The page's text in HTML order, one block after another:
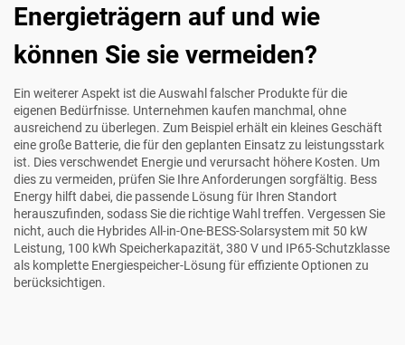
Energieträgern auf und wie
können Sie sie vermeiden?
Ein weiterer Aspekt ist die Auswahl falscher Produkte für die
eigenen Bedürfnisse. Unternehmen kaufen manchmal, ohne
ausreichend zu überlegen. Zum Beispiel erhält ein kleines Geschäft
eine große Batterie, die für den geplanten Einsatz zu leistungsstark
ist. Dies verschwendet Energie und verursacht höhere Kosten. Um
dies zu vermeiden, prüfen Sie Ihre Anforderungen sorgfältig. Bess
Energy hilft dabei, die passende Lösung für Ihren Standort
herauszufinden, sodass Sie die richtige Wahl treffen. Vergessen Sie
nicht, auch die Hybrides All-in-One-BESS-Solarsystem mit 50 kW
Leistung, 100 kWh Speicherkapazität, 380 V und IP65-Schutzklasse
als komplette Energiespeicher-Lösung für effiziente Optionen zu
berücksichtigen.